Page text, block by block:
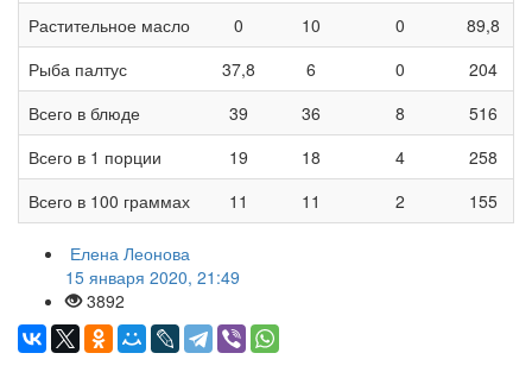
Растительное масло
0 10 0
89,8
Рыба палтус
37,8 6 0
204
Всего в блюде
39 36 8
516
Всего в 1 порции
19 18 4
258
Всего в 100 граммах
11 11 2 155
Елена Леонова
15 января 2020, 21:49
3892